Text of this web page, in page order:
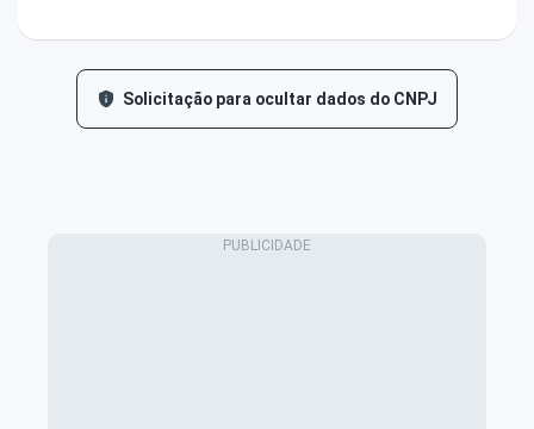
Solicitação para ocultar dados do CNPJ